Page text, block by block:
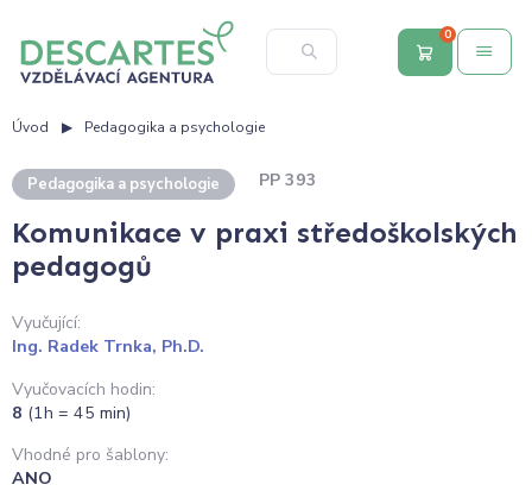
0
Úvod Pedagogika a psychologie
Pedagogika a psychologie PP 393
Komunikace v praxi středoškolských
pedagogů
Vyučující:
Ing. Radek Trnka, Ph.D.
Vyučovacích hodin:
8 (1h = 45 min)
Vhodné pro šablony:
ANO